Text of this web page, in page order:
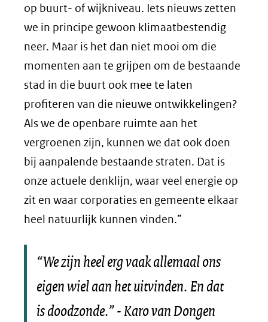
op buurt- of wijkniveau. Iets nieuws zetten
we in principe gewoon klimaatbestendig
neer. Maar is het dan niet mooi om die
momenten aan te grijpen om de bestaande
stad in die buurt ook mee te laten
profiteren van die nieuwe ontwikkelingen?
Als we de openbare ruimte aan het
vergroenen zijn, kunnen we dat ook doen
bij aanpalende bestaande straten. Dat is
onze actuele denklijn, waar veel energie op
zit en waar corporaties en gemeente elkaar
heel natuurlijk kunnen vinden.”
“We zijn heel erg vaak allemaal ons
eigen wiel aan het uitvinden. En dat
is doodzonde.” - Karo van Dongen